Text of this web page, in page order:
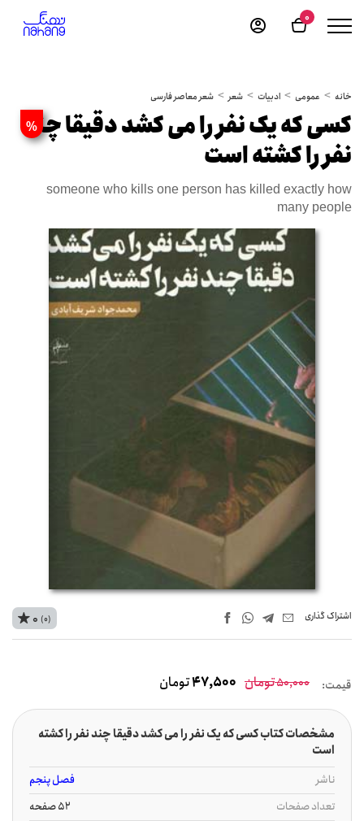
0
خانه عمومی ادبیات شعر شعر معاصر فارسی
%
کسی که یک نفر را می کشد دقیقا چند
نفر را کشته است
someone who kills one person has killed exactly how
many people
اشتراک‌ گذاری 0 (0)
قیمت: 50,000تومان 47,500تومان
مشخصات کتاب کسی که یک نفر را می کشد دقیقا چند نفر را کشته
است
ناشر
فصل پنجم
تعداد صفحات
52 صفحه